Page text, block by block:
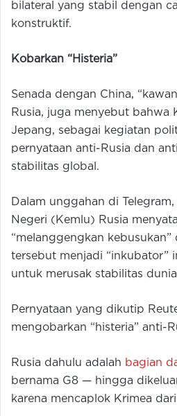
bilateral yang stabil dengan
konstruktif.
Kobarkan “Histeria”
Senada dengan China,
Rusia, juga menyebut bahwa
Jepang, sebagai kegiatan
pernyataan anti-Rusia dan
stabilitas global.
Dalam unggahan di
Negeri (Kemlu) Rusia
“melanggengkan
tersebut menjadi “inkubator”
untuk merusak stabilitas
Pernyataan yang dikutip
mengobarkan “histeria” anti-
Rusia dahulu adalah bagian
bernama G8 — hingga
karena mencaplok Krimea